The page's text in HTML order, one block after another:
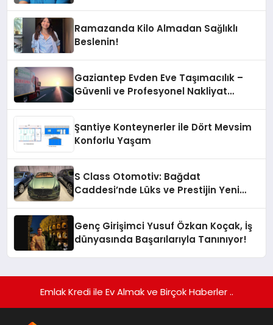
Ramazanda Kilo Almadan Sağlıklı
Beslenin!
Gaziantep Evden Eve Taşımacılık –
Güvenli ve Profesyonel Nakliyat
Şantiye Konteynerler ile Dört Mevsim
Konforlu Yaşam
S Class Otomotiv: Bağdat
Caddesi’nde Lüks ve Prestijin Yeni
Genç Girişimci Yusuf Özkan Koçak, İş
dünyasında Başarılarıyla Tanınıyor!
Emlak Kredi ile Ev Almak ve Birçok Haberler ..